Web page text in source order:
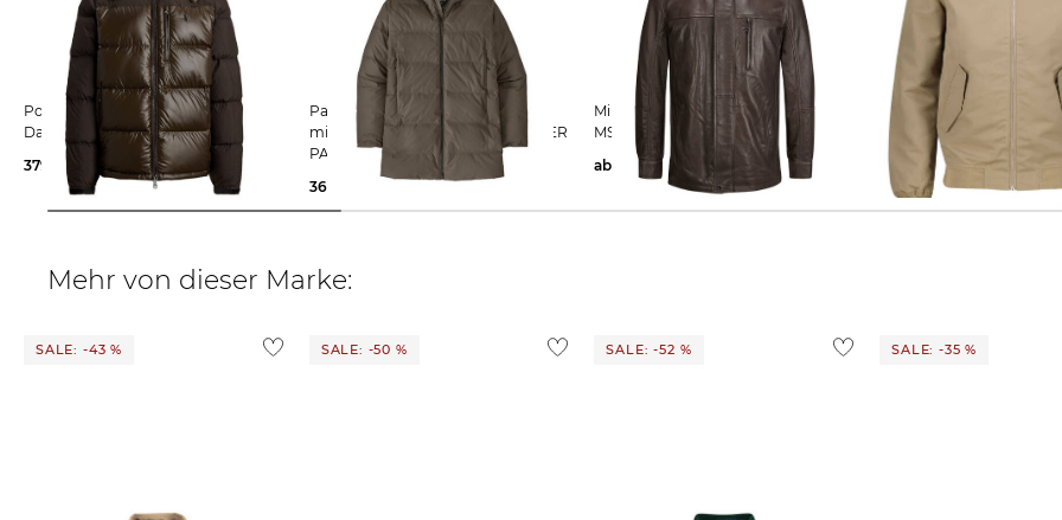
Polo Ralph Lauren | Herren
Daunenjacke GORHAM
379,99 €
545,00 €
Patagonia | Herren Daunenjacke
mit Kapuze M´S JACKSON GLACIER
PARKA
360,89 €
599,99 €
Milestone | Herren Lederjacke
MSBERNARDO aus Leder
ab
399,95 €
Elvine | Herren Blouson REX
wasserabweisend
189,99 €
229,95 €
Mehr von dieser Marke:
SALE: -43 % SALE: -50 % SALE: -52 % SALE: -35 %